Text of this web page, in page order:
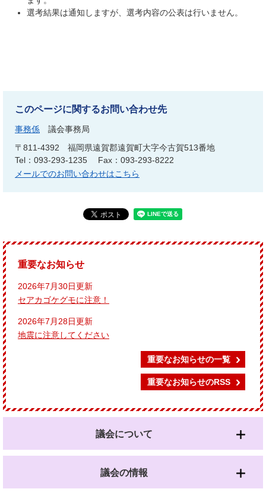
選考結果は通知しますが、選考内容の公表は行いません。
このページに関するお問い合わせ先
事務係
議会事務局
〒811-4392
福岡県遠賀郡遠賀町大字今古賀513番地
Tel：093-293-1235
Fax：093-293-8222
メールでのお問い合わせはこちら
重要なお知らせ
2026年7月30日更新
セアカゴケグモに注意！
2026年7月28日更新
地震に注意してください
重要なお知らせの一覧
重要なお知らせのRSS
議会について
議会の情報